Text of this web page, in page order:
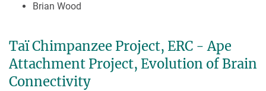
Brian Wood
Taï Chimpanzee Project, ERC - Ape
Attachment Project, Evolution of Brain
Connectivity